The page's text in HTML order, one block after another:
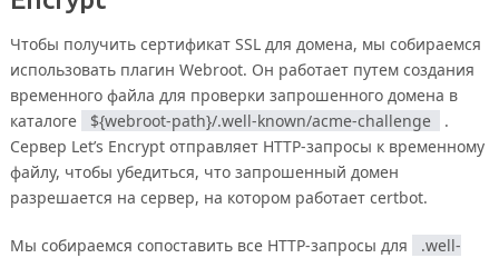
Чтобы получить сертификат SSL для домена, мы собираемся
использовать плагин Webroot. Он работает путем создания
временного файла для проверки запрошенного домена в
каталоге
${webroot-path}/.well-known/acme-challenge
.
Сервер Let’s Encrypt отправляет HTTP-запросы к временному
файлу, чтобы убедиться, что запрошенный домен
разрешается на сервер, на котором работает certbot.
Мы собираемся сопоставить все HTTP-запросы для
.well-